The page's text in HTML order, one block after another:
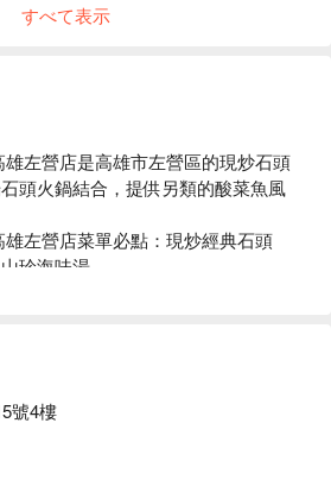
すべて表示
左營店是高雄市左營區的現炒石頭
頭火鍋結合，提供另類的酸菜魚風
左營店菜單必點：現炒經典石頭
珍海味湯
左營店訂位、優惠資訊立刻查看⬇︎
號4樓